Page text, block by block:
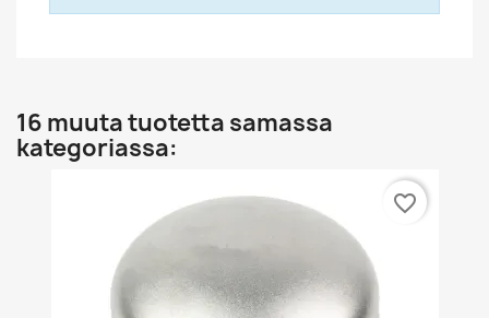
16 muuta tuotetta samassa
kategoriassa:
favorite_border